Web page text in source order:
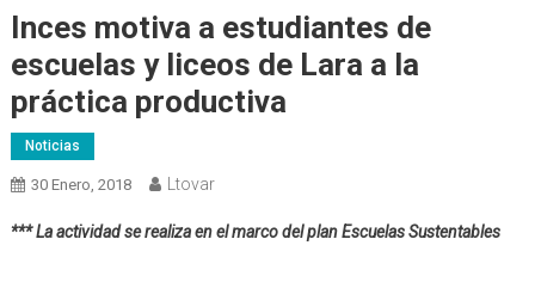
Inces motiva a estudiantes de
escuelas y liceos de Lara a la
práctica productiva
Noticias
30 Enero, 2018 Ltovar
*** La actividad se realiza en el marco del plan Escuelas Sustentables